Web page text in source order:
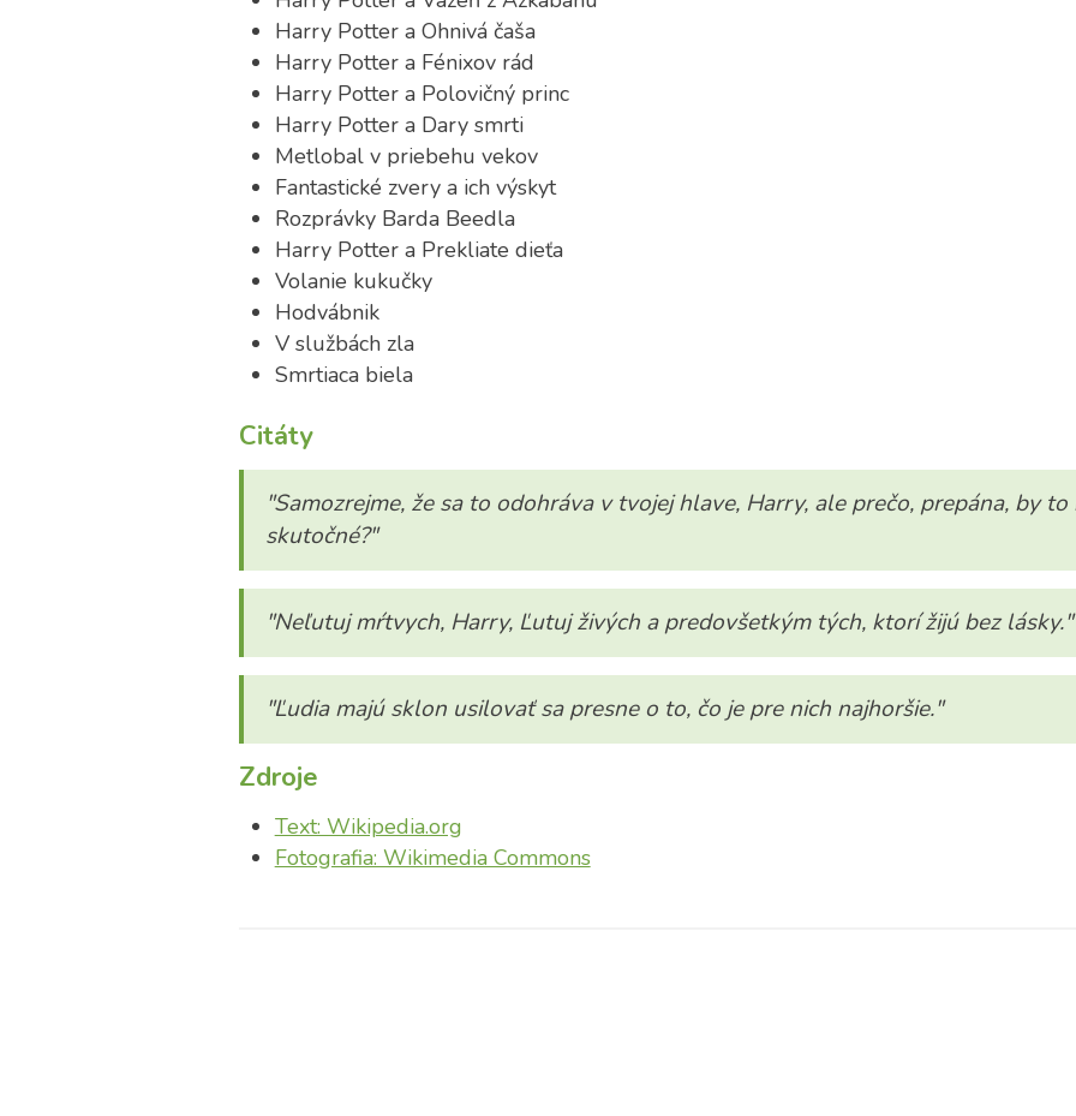
Harry Potter a Ohnivá čaša
Harry Potter a Fénixov rád
Harry Potter a Polovičný princ
Harry Potter a Dary smrti
Metlobal v priebehu vekov
Fantastické zvery a ich výskyt
Rozprávky Barda Beedla
Harry Potter a Prekliate dieťa
Volanie kukučky
Hodvábnik
V službách zla
Smrtiaca biela
Citáty
"Samozrejme, že sa to odohráva v tvojej hlave, Harry, ale prečo, prepána, by
skutočné?"
"Neľutuj mŕtvych, Harry, Ľutuj živých a predovšetkým tých, ktorí žijú bez lásky."
"Ľudia majú sklon usilovať sa presne o to, čo je pre nich najhoršie."
Zdroje
Text: Wikipedia.org
Fotografia: Wikimedia Commons